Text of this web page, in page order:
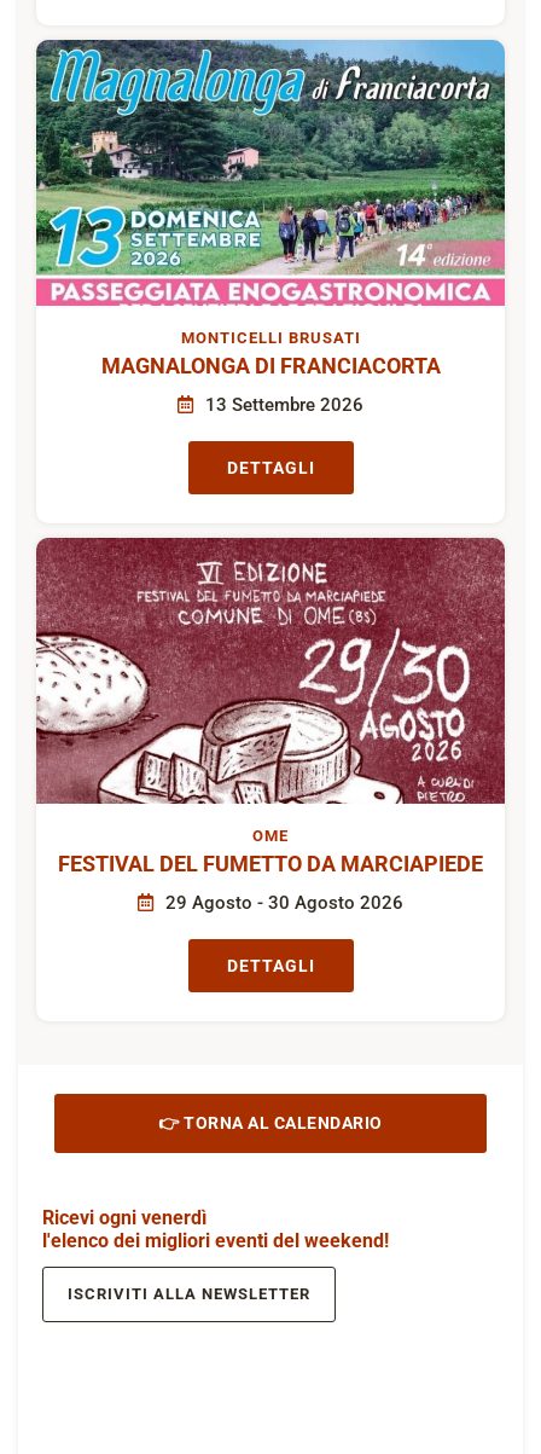
MONTICELLI BRUSATI
MAGNALONGA DI FRANCIACORTA
13 Settembre 2026
DETTAGLI
OME
FESTIVAL DEL FUMETTO DA MARCIAPIEDE
29 Agosto - 30 Agosto 2026
DETTAGLI
👉 TORNA AL CALENDARIO
Ricevi ogni venerdì
l'elenco dei migliori eventi del weekend!
ISCRIVITI ALLA NEWSLETTER